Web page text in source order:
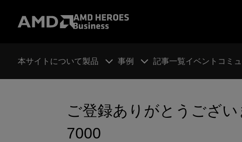
本サイトについて製品 事例 記事一覧イベント コミ
ご登録ありがとうござ
7000